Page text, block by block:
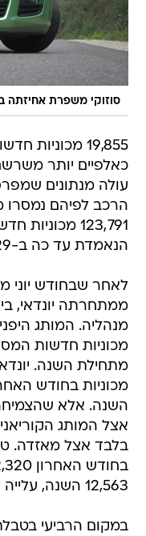
סוזוקי משפרת אחיזתה
19,855
כאלפיים יותר
עולה מנתונים
123,791
הנאמדת עד כה ב-29 אחוזים.
לאחר שבחודש יוני
ממתחרתה יונדאי,
השנה. אלא
בלבד אצל מאזדה.
12,563 השנה, עלייה של 26 אחוזים.
במקום הרביעי